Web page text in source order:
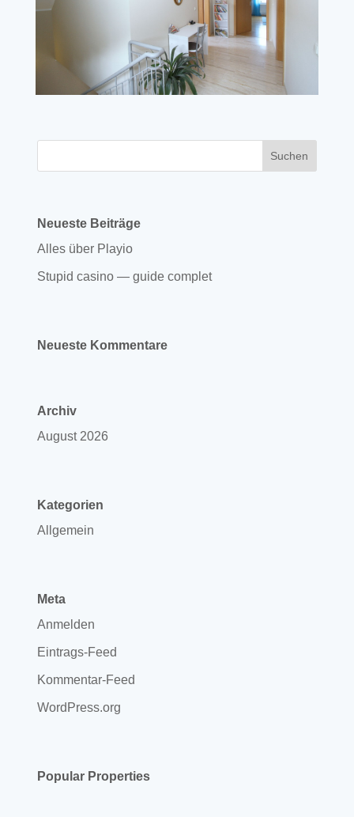
Neueste Beiträge
Alles über Playio
Stupid casino — guide complet
Neueste Kommentare
Archiv
August 2026
Kategorien
Allgemein
Meta
Anmelden
Eintrags-Feed
Kommentar-Feed
WordPress.org
Popular Properties